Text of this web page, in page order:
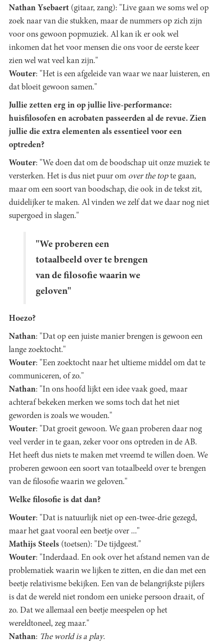
Nathan Ysebaert (gitaar, zang): "Live gaan we soms wel op
zoek naar van die stukken, maar de nummers op zich zijn
voor ons gewoon popmuziek. Al kan ik er ook wel
inkomen dat het voor mensen die ons voor de eerste keer
zien wel wat veel kan zijn."
Wouter: "Het is een afgeleide van waar we naar luisteren, en
dat bloeit gewoon samen."
Jullie zetten erg in op jullie live-performance:
huisfilosofen en acrobaten passeerden al de revue. Zien
jullie die extra elementen als essentieel voor een
optreden?
Wouter: "We doen dat om de boodschap uit onze muziek te
versterken. Het is dus niet puur om over the topte gaan,
maar om een soort van boodschap, die ook in de tekst zit,
duidelijker te maken. Al vinden we zelf dat we daar nog niet
supergoed in slagen."
"We proberen een
totaalbeeld over te brengen
van de filosofie waarin we
geloven"
Hoezo?
Nathan: "Dat op een juiste manier brengen is gewoon een
lange zoektocht."
Wouter: "Een zoektocht naar het ultieme middel om dat te
communiceren, of zo."
Nathan: "In ons hoofd lijkt een idee vaak goed, maar
achteraf bekeken merken we soms toch dat het niet
geworden is zoals we wouden."
Wouter: "Dat groeit gewoon. We gaan proberen daar nog
veel verder in te gaan, zeker voor ons optreden in de AB.
Het heeft dus niets te maken met vreemd te willen doen. We
proberen gewoon een soort van totaalbeeld over te brengen
van de filosofie waarin we geloven."
Welke filosofie is dat dan?
Wouter: "Dat is natuurlijk niet op een-twee-drie gezegd,
maar het gaat vooral een beetje over ..."
Mathijs Steels (toetsen): "De tijdgeest."
Wouter: "Inderdaad. En ook over het afstand nemen van de
problematiek waarin we lijken te zitten, en die dan met een
beetje relativisme bekijken. Een van de belangrijkste pijlers
is dat de wereld niet rondom een unieke persoon draait, of
zo. Dat we allemaal een beetje meespelen op het
wereldtoneel, zeg maar."
Nathan: The world is a play.